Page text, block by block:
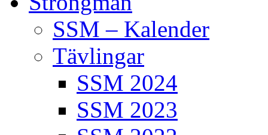
SSM – Kalender
Tävlingar
SSM 2024
SSM 2023